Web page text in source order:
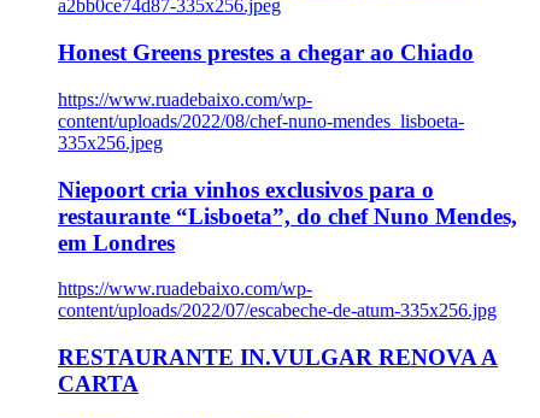
a2bb0ce74d87-335x256.jpeg
Honest Greens prestes a chegar ao Chiado
https://www.ruadebaixo.com/wp-
content/uploads/2022/08/chef-nuno-mendes_lisboeta-
335x256.jpeg
Niepoort cria vinhos exclusivos para o
restaurante “Lisboeta”, do chef Nuno Mendes,
em Londres
https://www.ruadebaixo.com/wp-
content/uploads/2022/07/escabeche-de-atum-335x256.jpg
RESTAURANTE IN.VULGAR RENOVA A
CARTA